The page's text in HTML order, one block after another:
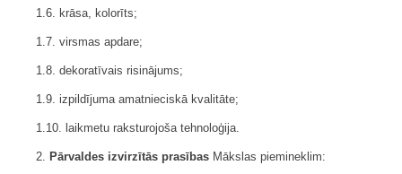
1.6. krāsa, kolorīts;
1.7. virsmas apdare;
1.8. dekoratīvais risinājums;
1.9. izpildījuma amatnieciskā kvalitāte;
1.10. laikmetu raksturojoša tehnoloģija.
2. Pārvaldes izvirzītās prasības Mākslas piemineklim: